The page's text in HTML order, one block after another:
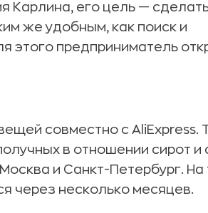
Карлина, его цель —
же удобным, как поиск и
этого предприниматель
совместно с AliExpress.
в отношении сирот и
и Санкт-Петербург. На
через несколько месяцев.